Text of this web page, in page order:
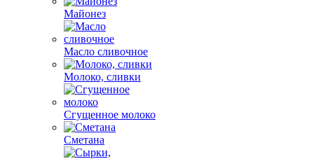
Майонез
Масло сливочное
Молоко, сливки
Сгущенное молоко
Сметана